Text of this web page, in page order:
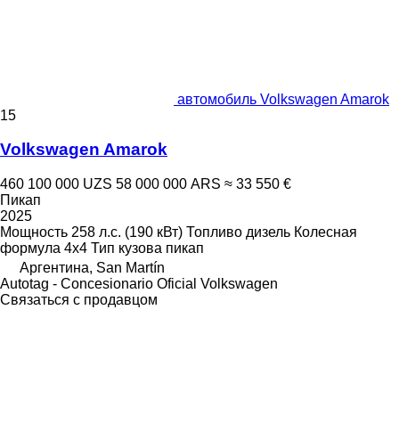
автомобиль Volkswagen Amarok
15
Volkswagen Amarok
460 100 000 UZS 58 000 000 ARS ≈ 33 550 €
Пикап
2025
Мощность 258 л.с. (190 кВт) Топливо дизель Колесная
формула 4x4 Тип кузова пикап
Аргентина, San Martín
Autotag - Concesionario Oficial Volkswagen
Связаться с продавцом